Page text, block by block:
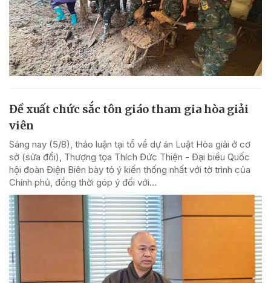
Đề xuất chức sắc tôn giáo tham gia hòa giải
viên
Sáng nay (5/8), thảo luận tại tổ về dự án Luật Hòa giải ở cơ
sở (sửa đổi), Thượng tọa Thích Đức Thiện - Đại biểu Quốc
hội đoàn Điện Biên bày tỏ ý kiến thống nhất với tờ trình của
Chính phủ, đồng thời góp ý đối với...